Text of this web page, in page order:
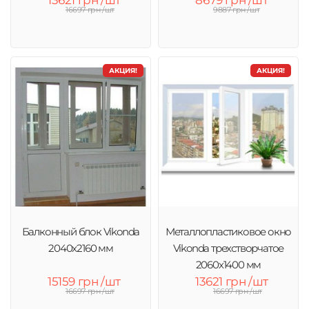
16697 грн /шт 9887 грн /шт
АКЦИЯ!
Балконный блок Vikonda
2040x2160 мм
15159 грн /шт
16697 грн /шт
АКЦИЯ!
Металлопластиковое окно
Vikonda трехстворчатое
2060х1400 мм
13621 грн /шт
16697 грн /шт